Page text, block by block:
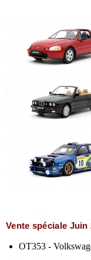
Vente spéciale Juin
OT353 -